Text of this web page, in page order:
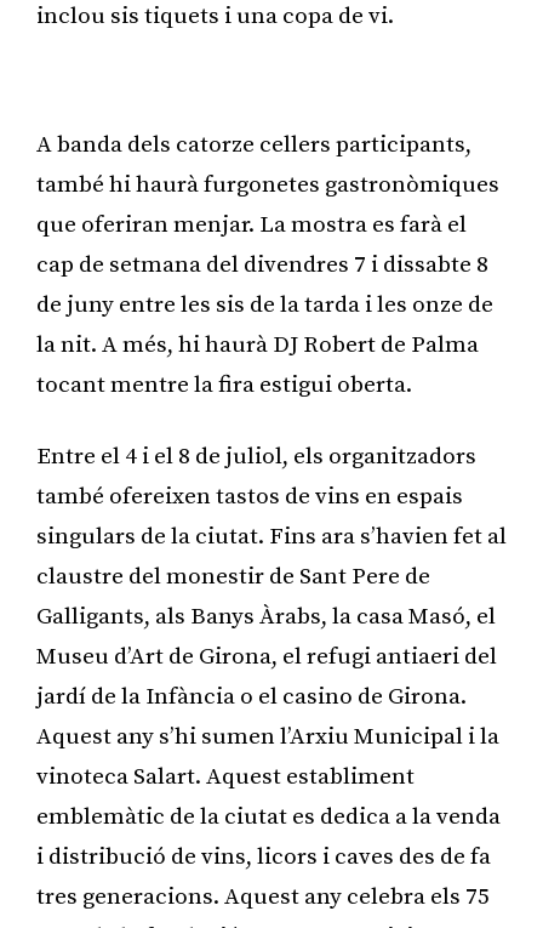
inclou sis tiquets i una copa de vi.
A banda dels catorze cellers participants,
també hi haurà furgonetes gastronòmiques
que oferiran menjar. La mostra es farà el
cap de setmana del divendres 7 i dissabte 8
de juny entre les sis de la tarda i les onze de
la nit. A més, hi haurà DJ Robert de Palma
tocant mentre la fira estigui oberta.
Entre el 4 i el 8 de juliol, els organitzadors
també ofereixen tastos de vins en espais
singulars de la ciutat. Fins ara s’havien fet al
claustre del monestir de Sant Pere de
Galligants, als Banys Àrabs, la casa Masó, el
Museu d’Art de Girona, el refugi antiaeri del
jardí de la Infància o el casino de Girona.
Aquest any s’hi sumen l’Arxiu Municipal i la
vinoteca Salart. Aquest establiment
emblemàtic de la ciutat es dedica a la venda
i distribució de vins, licors i caves des de fa
tres generacions. Aquest any celebra els 75